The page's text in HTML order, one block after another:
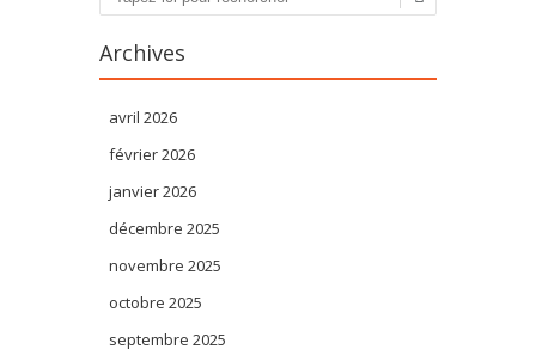
Archives
avril 2026
février 2026
janvier 2026
décembre 2025
novembre 2025
octobre 2025
septembre 2025